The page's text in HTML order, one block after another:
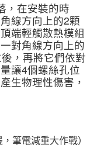
，在安裝的時
線方向上的2顆
端輕觸散熱模組
對角線方向上的
，再將它們依對
讓4個螺絲孔位
生物理性傷害，
筆電減重大作戰）